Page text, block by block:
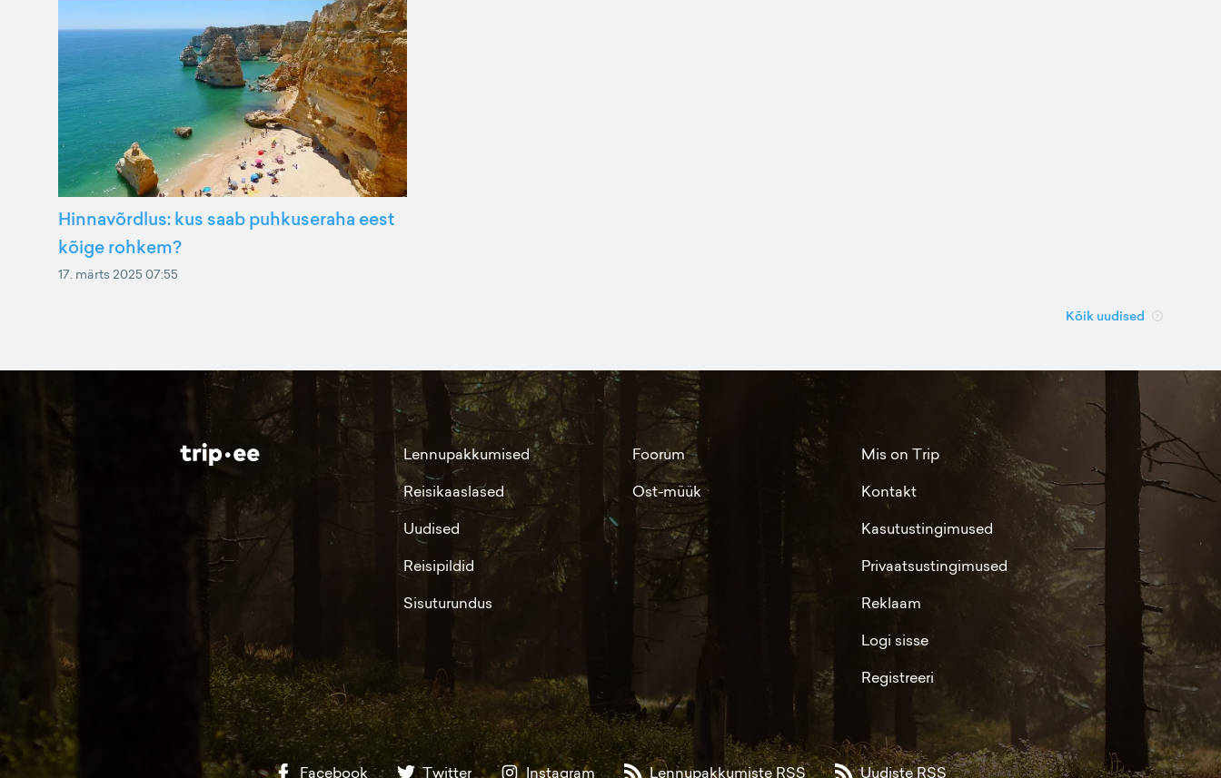
Hinnavõrdlus: kus saab puhkuseraha eest
kõige rohkem?
17. märts 2025 07:55
Kõik uudised
Lennupakkumised
Reisikaaslased
Uudised
Reisipildid
Sisuturundus
Foorum
Ost-müük
Mis on Trip
Kontakt
Kasutustingimused
Privaatsustingimused
Reklaam
Logi sisse
Registreeri
Facebook Twitter Instagram Lennupakkumiste RSS Uudiste RSS